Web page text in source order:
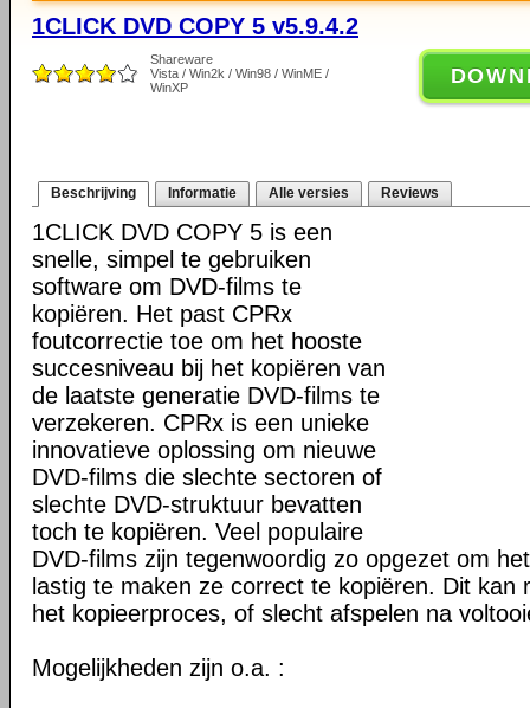
1CLICK DVD COPY 5 v5.9.4.2
Shareware
Vista / Win2k / Win98 / WinME /
WinXP
Beschrijving Informatie Alle versies Reviews
1CLICK DVD COPY 5 is een
snelle, simpel te gebruiken
software om DVD-films te
kopiëren. Het past CPRx
foutcorrectie toe om het hooste
succesniveau bij het kopiëren van
de laatste generatie DVD-films te
verzekeren. CPRx is een unieke
innovatieve oplossing om nieuwe
DVD-films die slechte sectoren of
slechte DVD-struktuur bevatten
toch te kopiëren. Veel populaire
DVD-films zijn tegenwoordig zo opgezet om
lastig te maken ze correct te kopiëren. Dit kan
het kopieerproces, of slecht afspelen na
Mogelijkheden zijn o.a. :